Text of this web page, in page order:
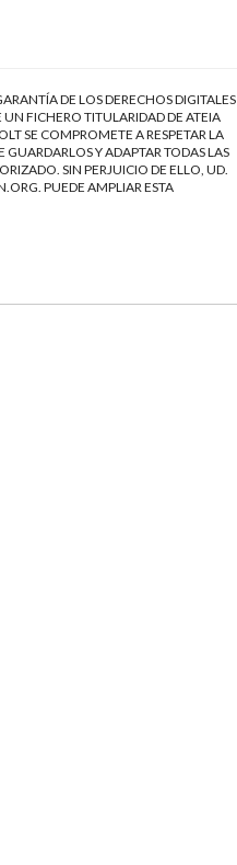
DE LOS DERECHOS DIGITALES
FICHERO TITULARIDAD DE ATEIA
SE COMPROMETE A RESPETAR LA
Y ADAPTAR TODAS LAS
SIN PERJUICIO DE ELLO, UD.
. PUEDE AMPLIAR ESTA